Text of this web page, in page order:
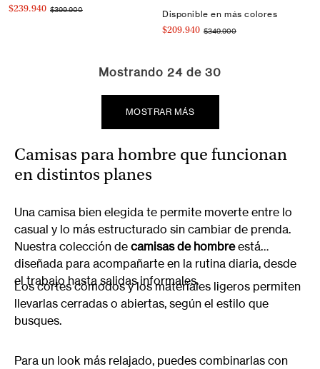
$239.940 $399.900 Disponible en más colores
$209.940 $349.900
Mostrando 24 de 30
MOSTRAR MÁS
Camisas para hombre que funcionan
en distintos planes
Una camisa bien elegida te permite moverte entre lo
casual y lo más estructurado sin cambiar de prenda.
Nuestra colección de camisas de hombreestá
diseñada para acompañarte en la rutina diaria, desde
el trabajo hasta salidas informales.
Los cortes cómodos y los materiales ligeros permiten
llevarlas cerradas o abiertas, según el estilo que
busques.
Para un look más relajado, puedes combinarlas con